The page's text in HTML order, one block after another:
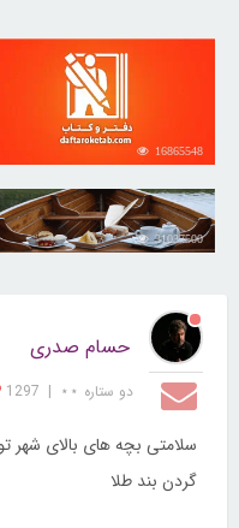
16865548
31037500
حسام صدری
دو ستاره ⋆⋆ |
1297
سلامتی بچه های بالای
گردن بند طلا